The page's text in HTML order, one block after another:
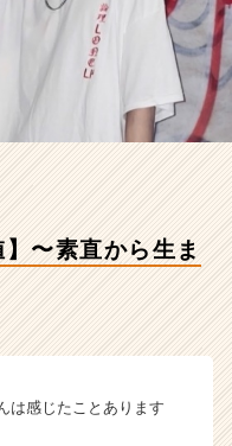
〜素直から生ま
は感じたことあります